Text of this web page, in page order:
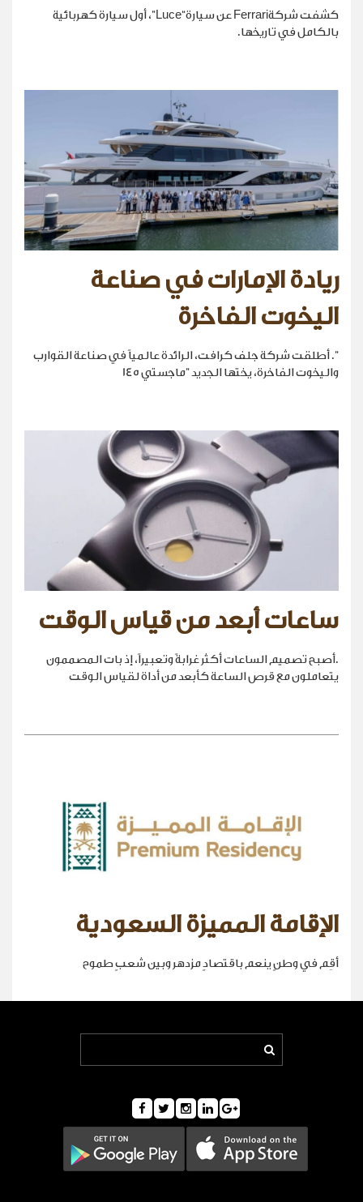
كشفت شركةFerrari عن سيارة“Luce”، أول سيارة كهربائية
بالكامل في تاريخها.
ريادة الإمارات في صناعة
اليخوت الفاخرة
". أطلقت شركة جلف كرافت، الرائدة عالمياً في صناعة القوارب
واليخوت الفاخرة، يختها الجديد "ماجستي 145
ساعات أبعد من قياس الوقت
.أصبح تصميم الساعات أكثر غرابةً وتعبيراً، إذ بات المصممون
يتعاملون مع قرص الساعة كأبعد من أداة لقياس الوقت
الإقامة المميزة السعودية
أقِم في وطنٍ ينعم باقتصادٍ مزدهر وبين شعبٍ طموح